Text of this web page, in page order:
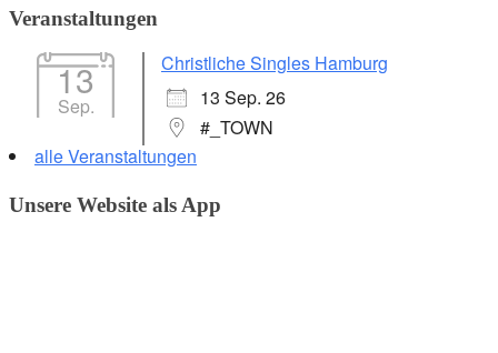
Veranstaltungen
13
Sep.
Christliche Singles Hamburg
13 Sep. 26
#_TOWN
alle Veranstaltungen
Unsere Website als App